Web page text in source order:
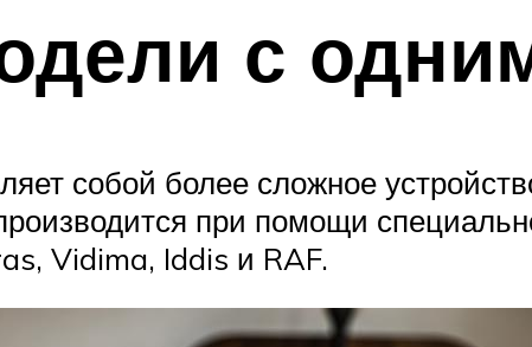
с
собой более сложное
при помощи
Vidima, Iddis и RAF.